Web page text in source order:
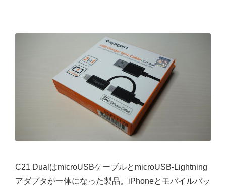
C21 DualはmicroUSBケーブルとmicroUSB-Lightning
アダプタが一体になった製品。iPhoneとモバイルバッ